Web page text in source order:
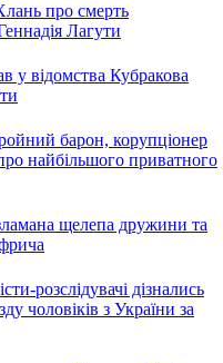
про смерть
Лагути
у відомства Кубракова
барон, корупціонер
найбільшого приватного
щелепа дружини та
розслідувачі дізнались
чоловіків з України за